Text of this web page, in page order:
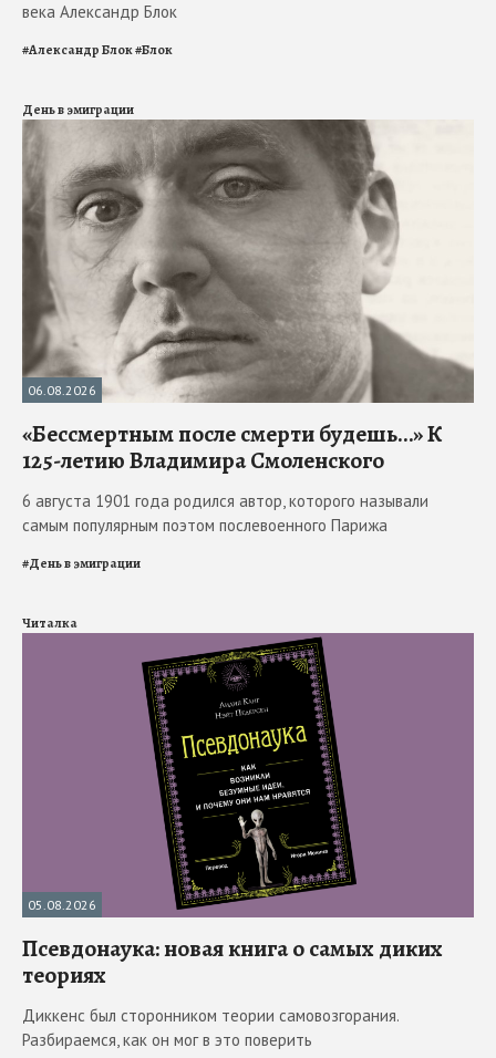
века Александр Блок
#Александр Блок#Блок
День в эмиграции
06.08.2026
«Бессмертным после смерти будешь…» К
125-летию Владимира Смоленского
6 августа 1901 года родился автор, которого называли
самым популярным поэтом послевоенного Парижа
#День в эмиграции
Читалка
05.08.2026
Псевдонаука: новая книга о самых диких
теориях
Диккенс был сторонником теории самовозгорания.
Разбираемся, как он мог в это поверить